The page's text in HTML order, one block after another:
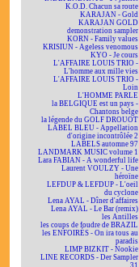
K.O.D. Chacun sa route
KARAJAN - Gold
KARAJAN GOLD
demonstration sampler
KORN - Family values
KRISIUN - Ageless venomous
KYO - Je cours
L'AFFAIRE LOUIS TRIO -
L'homme aux mille vies
L'AFFAIRE LOUIS TRIO -
Loin
L'HOMME PARLE
la BELGIQUE est un pays -
Chantons belge
la légende du GOLF DROUOT
LABEL BLEU - Appellation
d'origine incontrôlée 2
LABELS automne 97
LANDMARK MUSIC volume 1
Lara FABIAN - A wonderful life
Laurent VOULZY - Une
héroïne
LEFDUP & LEFDUP - L'oeil
du cyclone
Lena AYAL - Dîner d'affaires
Lena AYAL - Le Bar (remix)
les Antilles
les coups de foudre de BRAZIL
les ENFOIRÉS - On ira tous au
paradis
LIMP BIZKIT - Nookie
LINE RECORDS - Der Sampler
31